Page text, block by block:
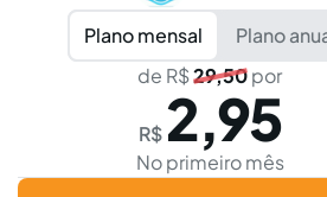
Plano mensal
Plano
de R$29,50por
R$ 2,95
No primeiro mês